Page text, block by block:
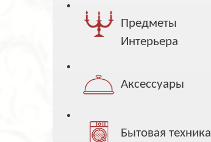
Предметы
Интерьера
Аксессуары
Бытовая техника